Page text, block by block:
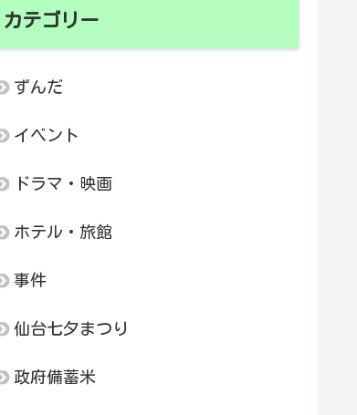
カテゴリー
ずんだ
イベント
ドラマ・映画
ホテル・旅館
事件
仙台七夕まつり
政府備蓄米